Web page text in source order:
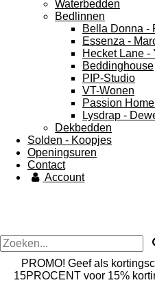
Waterbedden
Bedlinnen
Bella Donna -
Essenza -
Hecket Lane -
Beddinghouse
PIP-Studio
VT-Wonen
Passion
Lysdrap -
Dekbedden
Solden - Koopjes
Openingsuren
Contact
Account
PROMO! Geef als
15PROCENT voor 15%